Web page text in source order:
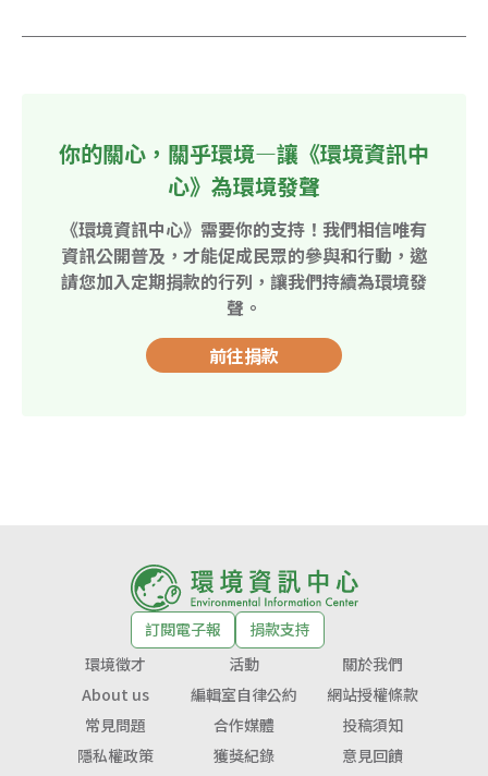
你的關心，關乎環境—讓《環境資訊中
心》為環境發聲
《環境資訊中心》需要你的支持！我們相信唯有
資訊公開普及，才能促成民眾的參與和行動，邀
請您加入定期捐款的行列，讓我們持續為環境發
聲。
前往捐款
訂閱電子報
捐款支持
環境徵才
活動
關於我們
About us
編輯室自律公約
網站授權條款
常見問題
合作媒體
投稿須知
隱私權政策
獲獎紀錄 意見回饋